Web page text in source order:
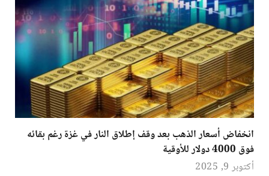
انخفاض أسعار الذهب بعد وقف إطلاق النار في غزة رغم بقائه
فوق 4000 دولار للأوقية
أكتوبر 9, 2025